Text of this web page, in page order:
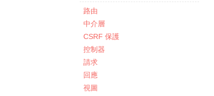
路由
中介層
CSRF 保護
控制器
請求
回應
視圖